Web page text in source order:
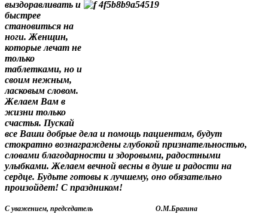
выздоравливать и
быстрее
становиться на
ноги. Женщин,
которые лечат не
только
таблетками, но и
своим нежным,
ласковым словом.
Желаем Вам в
жизни только
счастья. Пускай
все Ваши добрые дела и помощь пациентам, будут
стократно вознаграждены глубокой признательностью,
словами благодарности и здоровыми, радостными
улыбками. Желаем вечной весны в душе и радости на
сердце. Будьте готовы к лучшему, оно обязательно
произойдет! С праздником!
С уважением, председатель О.М.Брагина